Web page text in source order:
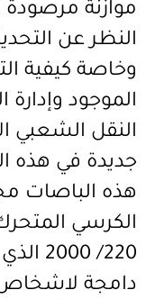
موازنة
النظر عن
وخاصة كيفية
الموجود
النقل الشعبي
جديدة في هذه
هذه الباصات
الكرسي
220/